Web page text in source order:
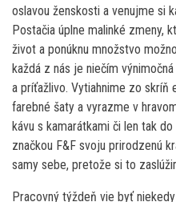
oslavou ženskosti a venujme si
Postačia úplne malinké zmeny,
život a ponúknu množstvo
každá z nás je niečím
a príťažlivo. Vytiahnime zo skríň
farebné šaty a vyrazme v
kávu s kamarátkami či len tak
značkou F&F svoju prirodzenú
samy sebe, pretože si to
Pracovný týždeň vie byť